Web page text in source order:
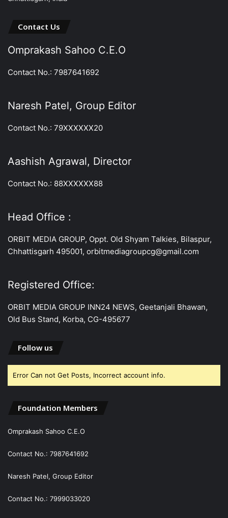
Contact Us
Omprakash Sahoo C.E.O
Contact No.: 7987641692
Naresh Patel, Group Editor
Contact No.: 79XXXXXX20
Aashish Agrawal, Director
Contact No.: 88XXXXXX88
Head Office :
ORBIT MEDIA GROUP, Oppt. Old Shyam Talkies, Bilaspur,
Chhattisgarh 495001, orbitmediagroupcg@gmail.com
Registered Office:
ORBIT MEDIA GROUP INN24 NEWS, Geetanjali Bhawan,
Old Bus Stand, Korba, CG-495677
Follow us
Error Can not Get Posts, Incorrect account info.
Foundation Members
Omprakash Sahoo C.E.O
Contact No.: 7987641692
Naresh Patel, Group Editor
Contact No.: 7999033020